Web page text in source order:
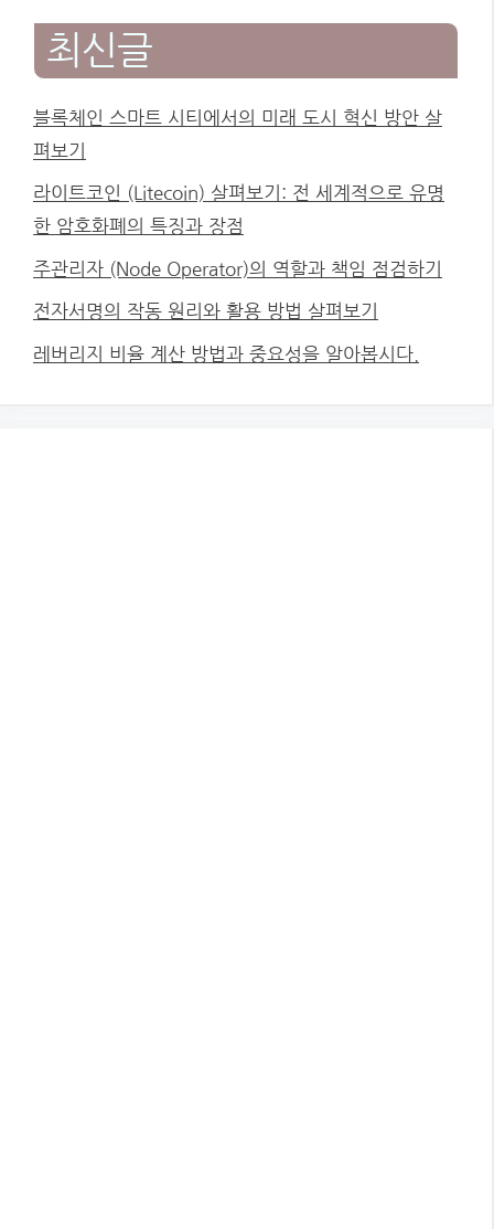
최신글
블록체인 스마트 시티에서의 미래 도시 혁신 방안 살
펴보기
라이트코인 (Litecoin) 살펴보기: 전 세계적으로 유명
한 암호화폐의 특징과 장점
주관리자 (Node Operator)의 역할과 책임 점검하기
전자서명의 작동 원리와 활용 방법 살펴보기
레버리지 비율 계산 방법과 중요성을 알아봅시다.